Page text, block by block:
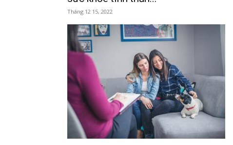
Tháng 12 15, 2022